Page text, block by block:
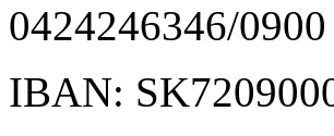
0424246346/0900
IBAN: